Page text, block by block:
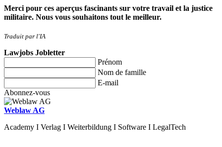
Merci pour ces aperçus fascinants sur votre travail et la justice
militaire. Nous vous souhaitons tout le meilleur.
Traduit par l'IA
Lawjobs Jobletter
Prénom
Nom de famille
E-mail
Abonnez-vous
Weblaw AG
Academy I Verlag I Weiterbildung I Software I LegalTech